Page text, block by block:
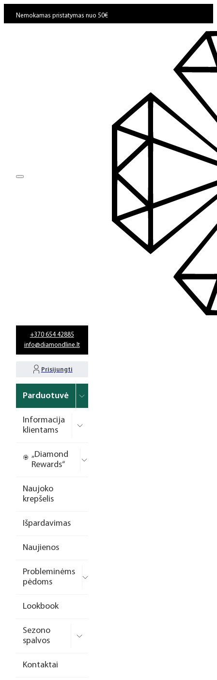
Nemokamas pristatymas nuo 50€
+370 654 42885
info@diamondline.lt
Prisijungti
Parduotuvė
Informacija
klientams
„Diamond
Rewards“
Naujoko
krepšelis
Išpardavimas
Naujienos
Probleminėms
pėdoms
Lookbook
Sezono
spalvos
Kontaktai